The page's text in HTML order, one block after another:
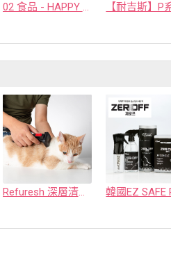
02 食品 - HAPPY COMPANION CO., LTD.
Refuresh 深層清潔寵物廢毛梳